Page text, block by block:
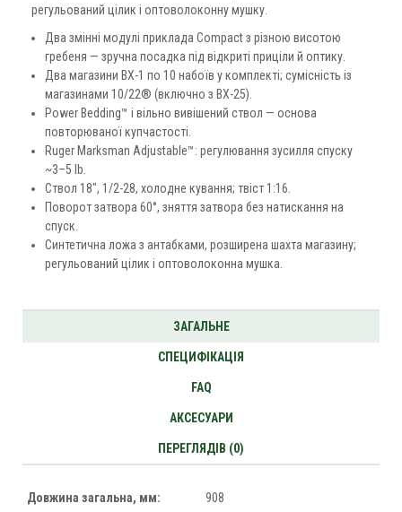
регульований цілик і оптоволоконну мушку.
Два змінні модулі приклада Compact з різною висотою
гребеня — зручна посадка під відкриті приціли й оптику.
Два магазини BX-1 по 10 набоїв у комплекті; сумісність із
магазинами 10/22® (включно з BX-25).
Power Bedding™ і вільно вивішений ствол — основа
повторюваної купчастості.
Ruger Marksman Adjustable™: регулювання зусилля спуску
~3–5 lb.
Ствол 18″, 1/2-28, холодне кування; твіст 1:16.
Поворот затвора 60°, зняття затвора без натискання на
спуск.
Синтетична ложа з антабками, розширена шахта магазину;
регульований цілик і оптоволоконна мушка.
ЗАГАЛЬНЕ
СПЕЦИФІКАЦІЯ
FAQ
АКСЕСУАРИ
ПЕРЕГЛЯДІВ (0)
Довжина загальна, мм: 908